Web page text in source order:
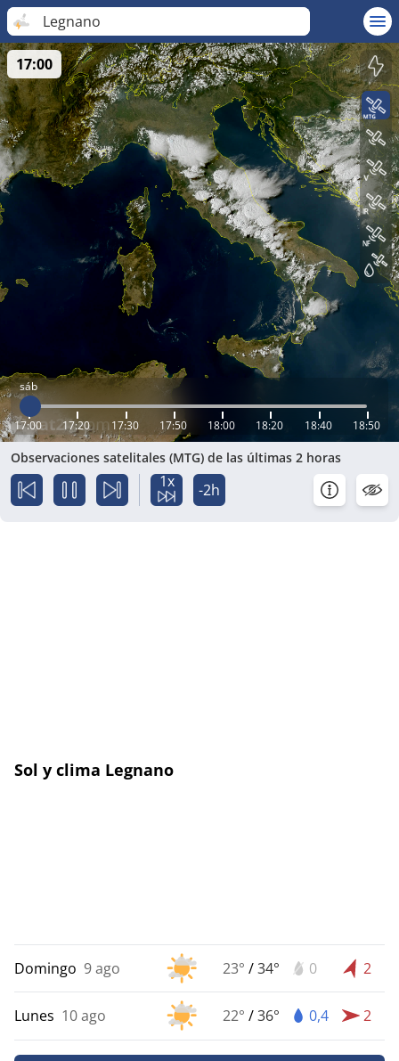
Legnano
sáb
17:00 17:20 17:30 17:50 18:00 18:20 18:40 18:50
17:00
Observaciones satelitales (MTG) de las últimas 2 horas
1x -2h
Sol y clima Legnano
Domingo 9 ago 23° /34° 0 2
Lunes 10 ago 22° /36° 0,4 2